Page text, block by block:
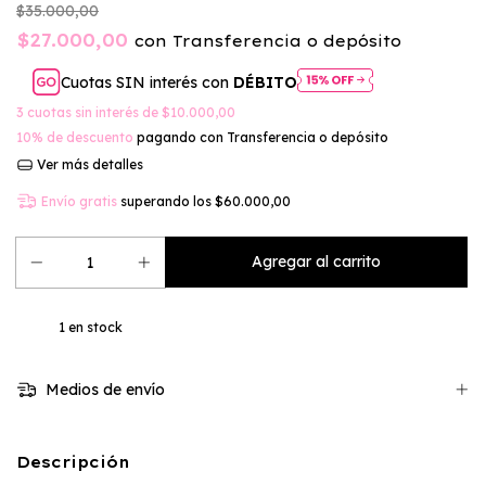
$35.000,00
$27.000,00 con Transferencia o depósito
Cuotas SIN interés con DÉBITO
3 cuotas sin interés de $10.000,00
10% de descuento pagando con Transferencia o depósito
Ver más detalles
Envío gratis superando los $60.000,00
1 en stock
Medios de envío
Descripción